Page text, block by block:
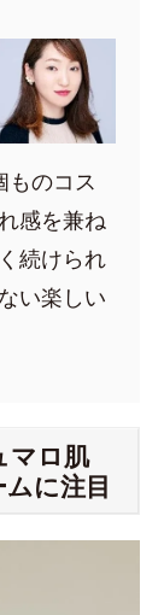
ものコス
感を兼ね
続けられ
い楽しい
マロ肌
に注目